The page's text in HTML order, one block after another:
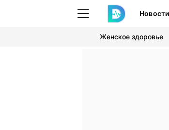
Новости
Женское здоровье